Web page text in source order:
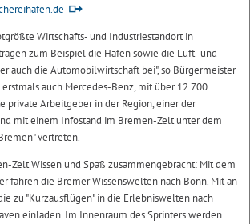
Wirtschafts- und Industriestandort in
zum Beispiel die Häfen sowie die Luft- und
auch die Automobilwirtschaft bei", so Bürgermeister
erstmals auch Mercedes-Benz, mit über 12.700
private Arbeitgeber in der Region, einer der
mit einem Infostand im Bremen-Zelt unter dem
vertreten.
Zelt Wissen und Spaß zusammengebracht: Mit dem
fahren die Bremer Wissenswelten nach Bonn. Mit an
zu "Kurzausflügen" in die Erlebniswelten nach
einladen. Im Innenraum des Sprinters werden